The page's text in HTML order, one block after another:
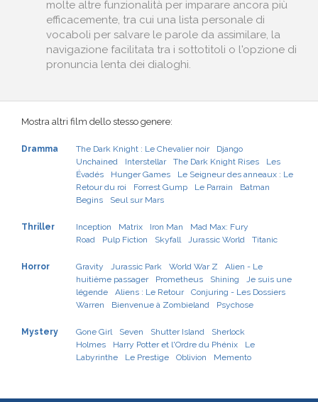
molte altre funzionalità per imparare ancora più
efficacemente, tra cui una lista personale di
vocaboli per salvare le parole da assimilare, la
navigazione facilitata tra i sottotitoli o l'opzione di
pronuncia lenta dei dialoghi.
Mostra altri film dello stesso genere:
Dramma The Dark Knight : Le Chevalier noir
Django
Unchained
Interstellar The Dark Knight Rises
Les
Évadés
Hunger Games
Le Seigneur des anneaux : Le
Retour du roi
Forrest Gump Le Parrain
Batman
Begins
Seul sur Mars
Thriller Inception Matrix Iron Man
Mad Max: Fury
Road
Pulp Fiction Skyfall Jurassic World Titanic
Horror Gravity Jurassic Park World War Z
Alien - Le
huitième passager
Prometheus Shining
Je suis une
légende
Aliens : Le Retour
Conjuring - Les Dossiers
Warren
Bienvenue à Zombieland Psychose
Mystery Gone Girl Seven Shutter Island
Sherlock
Holmes
Harry Potter et l'Ordre du Phénix
Le
Labyrinthe
Le Prestige Oblivion Memento